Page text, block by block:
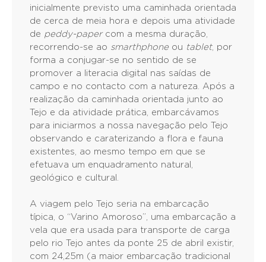
inicialmente previsto uma caminhada orientada
de cerca de meia hora e depois uma atividade
de peddy-papercom a mesma duração,
recorrendo-se ao smarthphone ou tablet, por
forma a conjugar-se no sentido de se
promover a literacia digital nas saídas de
campo e no contacto com a natureza. Após a
realização da caminhada orientada junto ao
Tejo e da atividade prática, embarcávamos
para iniciarmos a nossa navegação pelo Tejo
observando e caraterizando a flora e fauna
existentes, ao mesmo tempo em que se
efetuava um enquadramento natural,
geológico e cultural.
A viagem pelo Tejo seria na embarcação
típica, o “Varino Amoroso”, uma embarcação a
vela que era usada para transporte de carga
pelo rio Tejo antes da ponte 25 de abril existir,
com 24,25m (a maior embarcação tradicional